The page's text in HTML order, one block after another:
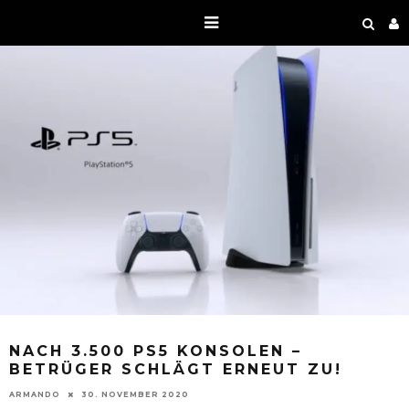
NACH 3.500 PS5 KONSOLEN –
BETRÜGER SCHLÄGT ERNEUT ZU!
ARMANDO 30. NOVEMBER 2020